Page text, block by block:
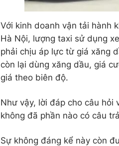
Với kinh doanh vận tải hành
Hà Nội, lượng taxi sử dụng
phải chịu áp lực từ giá xăng
còn lại dùng xăng dầu, giá
giá theo biên độ.
Như vậy, lời đáp cho câu hỏi
không đã phần nào có câu
Sự không đáng kể này còn